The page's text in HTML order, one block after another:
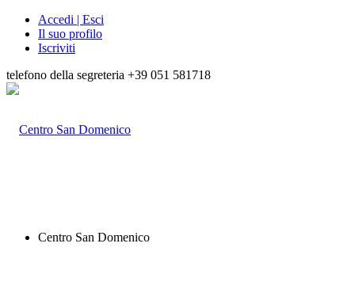
Accedi | Esci
Il suo profilo
Iscriviti
telefono della segreteria +39 051 581718
Centro San Domenico